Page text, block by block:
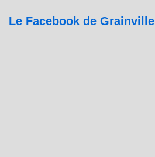
Le Facebook de Grainville